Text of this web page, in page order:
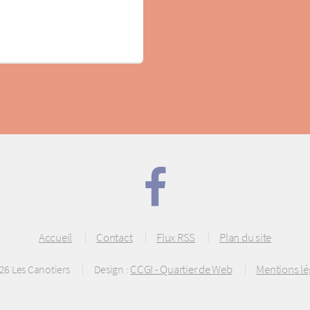
Accueil Contact Flux RSS Plan du site
Les Canotiers Design : CCGI - Quartier de Web Mentions